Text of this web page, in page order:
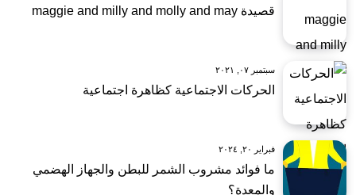
قصيدة maggie and milly and molly and may
سبتمبر ٠٧, ٢٠٢١
الحركات الاجتماعية كظاهرة اجتماعية
فبراير ٢٠, ٢٠٢٤
ما فوائد مشروب الشمر للبطن والجهاز الهضمي
والمعدة؟